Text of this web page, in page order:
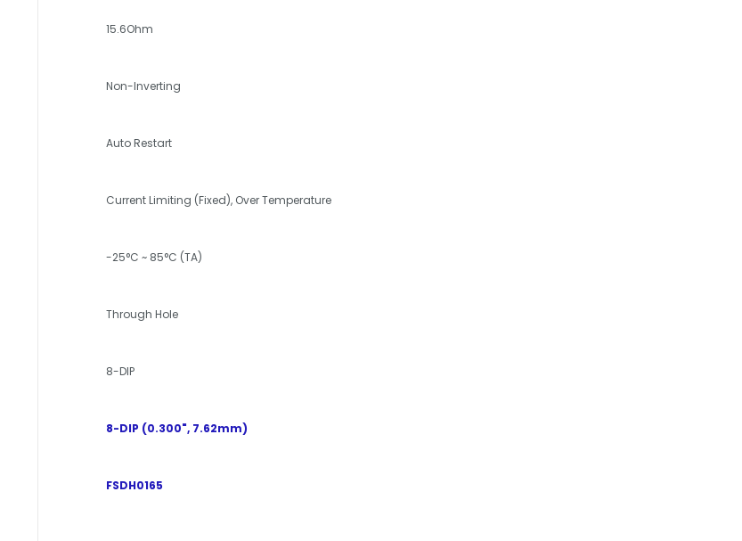
15.6Ohm
Non-Inverting
Auto Restart
Current Limiting (Fixed), Over Temperature
-25°C ~ 85°C (TA)
Through Hole
8-DIP
8-DIP (0.300", 7.62mm)
FSDH0165